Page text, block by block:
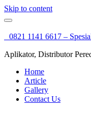
Skip to content
0821 1141 6617 –
Aplikator, Distributor
Home
Article
Gallery
Contact Us